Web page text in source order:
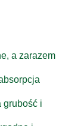
a zarazem
grubość i